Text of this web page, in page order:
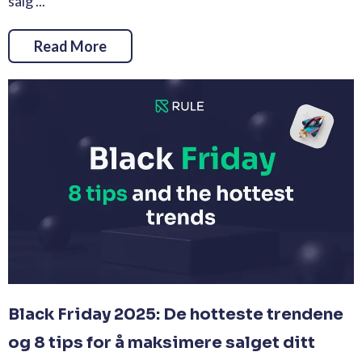
Read More
Black Friday 2025: De hotteste trendene
og 8 tips for å maksimere salget ditt